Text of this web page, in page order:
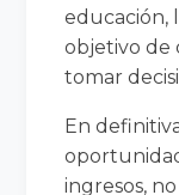
educación,
objetivo de
tomar
En
ingresos,